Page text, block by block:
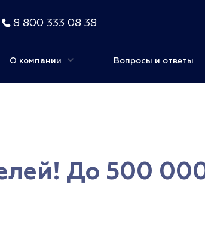
8 800 333 08 38
О компании Вопросы и ответы
До 500